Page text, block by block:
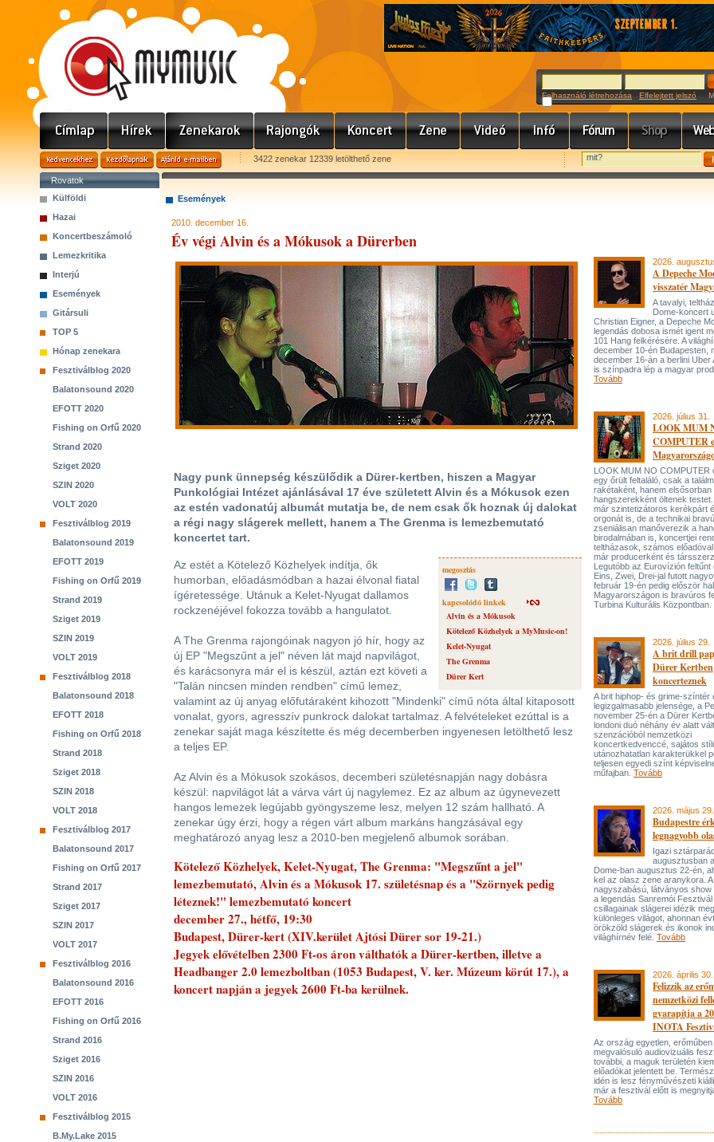
Felhasználó létrehozása Elfelejtett jelszó
3422 zenekar 12339 letölthető zene
Rovatok
Külföldi
Hazai
Koncertbeszámoló
Lemezkritika
Interjú
Események
Gitársuli
TOP 5
Hónap zenekara
Fesztiválblog 2020
Balatonsound 2020
EFOTT 2020
Fishing on Orfű 2020
Strand 2020
Sziget 2020
SZIN 2020
VOLT 2020
Fesztiválblog 2019
Balatonsound 2019
EFOTT 2019
Fishing on Orfű 2019
Strand 2019
Sziget 2019
SZIN 2019
VOLT 2019
Fesztiválblog 2018
Balatonsound 2018
EFOTT 2018
Fishing on Orfű 2018
Strand 2018
Sziget 2018
SZIN 2018
VOLT 2018
Fesztiválblog 2017
Balatonsound 2017
Fishing on Orfű 2017
Strand 2017
Sziget 2017
SZIN 2017
VOLT 2017
Fesztiválblog 2016
Balatonsound 2016
EFOTT 2016
Fishing on Orfű 2016
Strand 2016
Sziget 2016
SZIN 2016
VOLT 2016
Fesztiválblog 2015
B.My.Lake 2015
Események
2010. december 16.
Év végi Alvin és a Mókusok a Dürerben
Nagy punk ünnepség készülődik a Dürer-kertben, hiszen a Magyar
Punkológiai Intézet ajánlásával 17 éve született Alvin és a Mókusok ezen
az estén vadonatúj albumát mutatja be, de nem csak ők hoznak új dalokat
a régi nagy slágerek mellett, hanem a The Grenma is lemezbemutató
koncertet tart.
megosztás
kapcsolódó linkek
Alvin és a Mókusok
Kötelező Közhelyek a MyMusic-on!
Kelet-Nyugat
The Grenma
Dürer Kert
Az estét a Kötelező Közhelyek indítja, ők
humorban, előadásmódban a hazai élvonal fiatal
ígéretessége. Utánuk a Kelet-Nyugat dallamos
rockzenéjével fokozza tovább a hangulatot.
A The Grenma rajongóinak nagyon jó hír, hogy az
új EP "Megszűnt a jel" néven lát majd napvilágot,
és karácsonyra már el is készül, aztán ezt követi a
"Talán nincsen minden rendben" című lemez,
valamint az új anyag előfutáraként kihozott "Mindenki" című nóta által kitaposott
vonalat, gyors, agresszív punkrock dalokat tartalmaz. A felvételeket ezúttal is a
zenekar saját maga készítette és még decemberben ingyenesen letölthető lesz
a teljes EP.
Az Alvin és a Mókusok szokásos, decemberi születésnapján nagy dobásra
készül: napvilágot lát a várva várt új nagylemez. Ez az album az úgynevezett
hangos lemezek legújabb gyöngyszeme lesz, melyen 12 szám hallható. A
zenekar úgy érzi, hogy a régen várt album markáns hangzásával egy
meghatározó anyag lesz a 2010-ben megjelenő albumok sorában.
Kötelező Közhelyek, Kelet-Nyugat, The Grenma: "Megszűnt a jel"
lemezbemutató, Alvin és a Mókusok 17. születésnap és a "Szörnyek pedig
léteznek!" lemezbemutató koncert
december 27., hétfő, 19:30
Budapest, Dürer-kert (XIV.kerület Ajtósi Dürer sor 19-21.)
Jegyek elővételben 2300 Ft-os áron válthatók a Dürer-kertben, illetve a
Headbanger 2.0 lemezboltban (1053 Budapest, V. ker. Múzeum körút 17.), a
koncert napján a jegyek 2600 Ft-ba kerülnek.
2026.
A Depeche
visszatér
A tavalyi,
Dome-koncert
Christian Eigner, a Depeche
legendás dobosa ismét igent
101 Hang felkérésére. A
december 10-én Budapesten,
december 16-án a berlini Uber
is színpadra lép a magyar
Tovább
2026. július 31.
LOOK MUM
COMPUTER
LOOK MUM NO COMPUTER
egy őrült feltaláló, csak a
rakétaként, hanem elsősorban
hangszerekként öltenek
már szintetizátoros kerékpárt
orgonát is, de a technikai
zseniálisan manőverezik a
birodalmában is, koncertjei
teltházasok, számos
már producerként és
Legutóbb az Eurovízión feltűnt
Eins, Zwei, Drei-jal futott
február 19-én pedig először
Magyarországon is bravúros
Turbina Kulturális Központban.
2026. július 29.
A brit drill
Dürer Kertben
koncerteznek
A brit hiphop- és grime-színtér
legizgalmasabb jelensége, a
november 25-én a Dürer
londoni duó néhány év alatt
szenzációból nemzetközi
koncertkedvenccé, sajátos
utánozhatatlan karakterükkel
teljesen egyedi színt
műfajban. Tovább
2026. május 29.
Budapestre
legnagyobb
Igazi
augusztusban
Dome-ban augusztus 22-én,
kel az olasz zene aranykora. A
nagyszabású, látványos show
a legendás Sanremói Fesztivál
csillagainak slágerei idézik
különleges világot, ahonnan
örökzöld slágerek és ikonok
világhírnév felé. Tovább
2026. április 30.
Felizzik az
nemzetközi
gyarapítja a
INOTA
Az ország egyetlen, erőműben
megvalósuló audiovizuális
további, a maguk területén
előadókat jelentett be.
idén is lesz fényművészeti
már a fesztivál előtt is
Tovább